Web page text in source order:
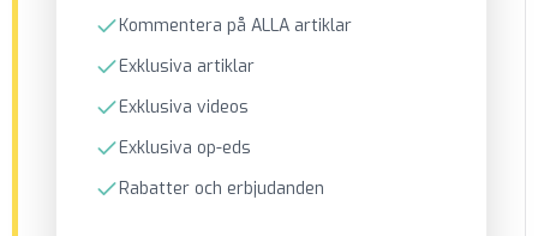
Kommentera på ALLA artiklar
Exklusiva artiklar
Exklusiva videos
Exklusiva op-eds
Rabatter och erbjudanden